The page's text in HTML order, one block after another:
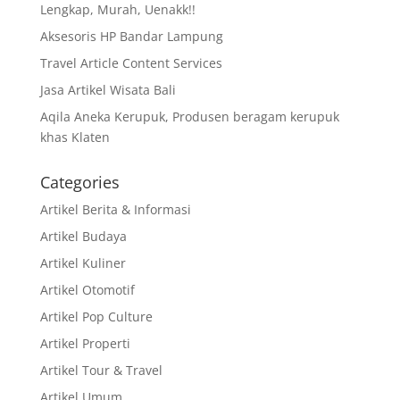
Lengkap, Murah, Uenakk!!
Aksesoris HP Bandar Lampung
Travel Article Content Services
Jasa Artikel Wisata Bali
Aqila Aneka Kerupuk, Produsen beragam kerupuk
khas Klaten
Categories
Artikel Berita & Informasi
Artikel Budaya
Artikel Kuliner
Artikel Otomotif
Artikel Pop Culture
Artikel Properti
Artikel Tour & Travel